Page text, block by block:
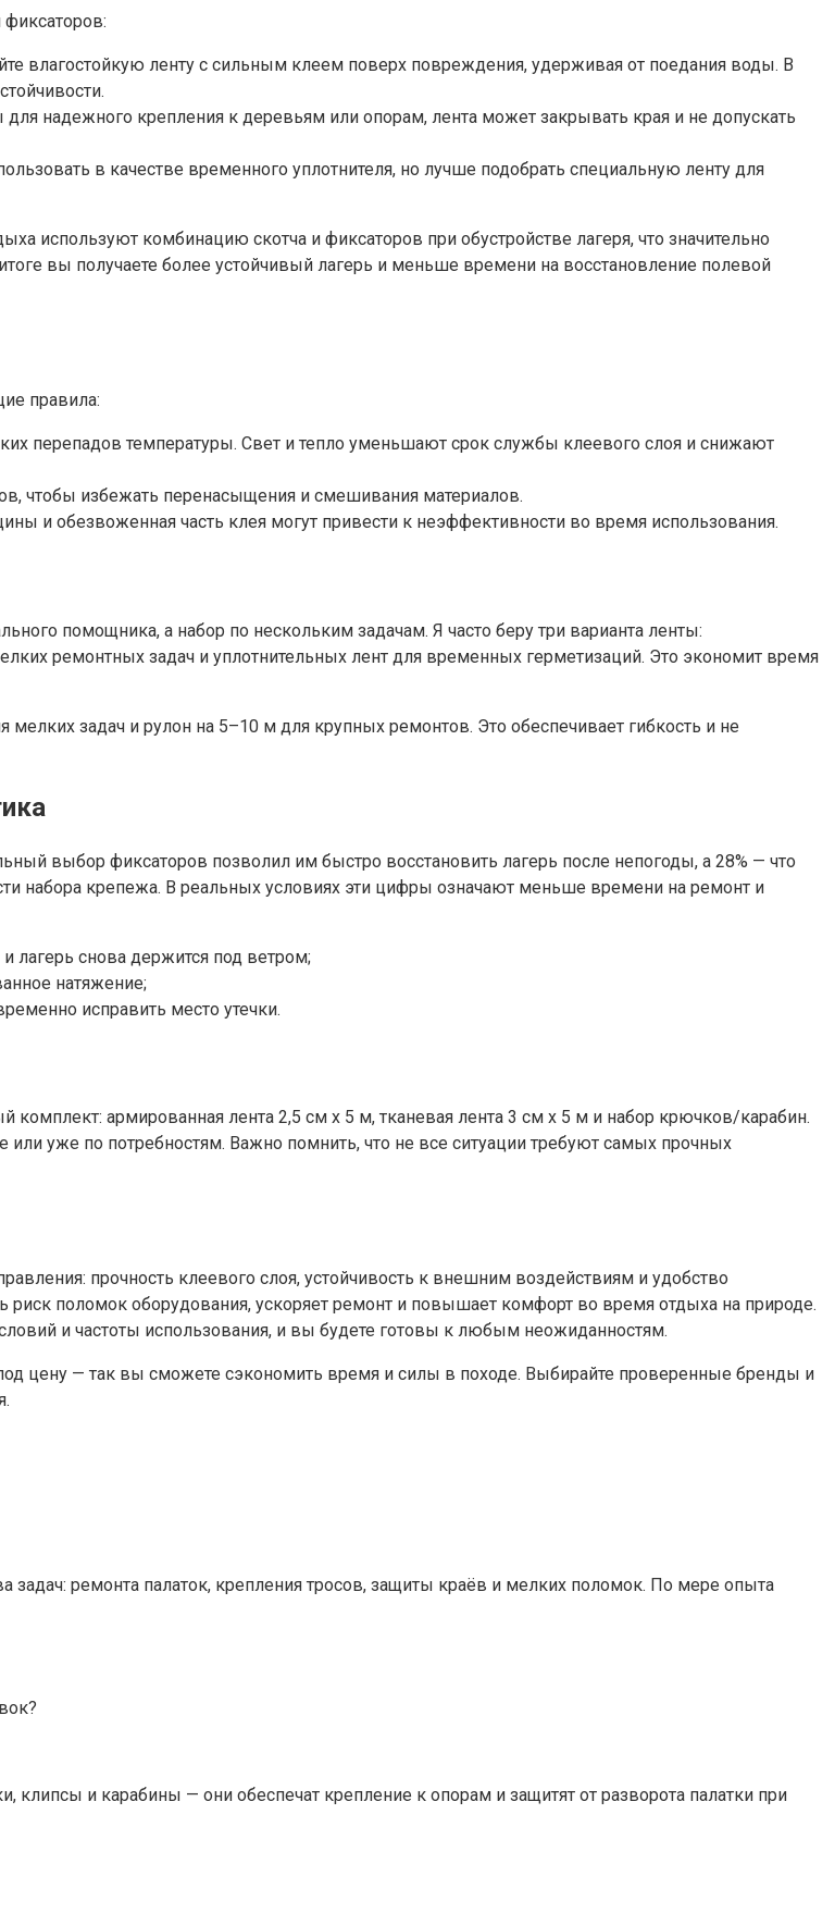
влагостойкую ленту с сильным клеем поверх повреждения, удерживая от поедания воды. В
надежного крепления к деревьям или опорам, лента может закрывать края и не допускать
в качестве временного уплотнителя, но лучше подобрать специальную ленту для
используют комбинацию скотча и фиксаторов при обустройстве лагеря, что значительно
вы получаете более устойчивый лагерь и меньше времени на восстановление полевой
правила:
перепадов температуры. Свет и тепло уменьшают срок службы клеевого слоя и снижают
чтобы избежать перенасыщения и смешивания материалов.
и обезвоженная часть клея могут привести к неэффективности во время использования.
помощника, а набор по нескольким задачам. Я часто беру три варианта ленты:
ремонтных задач и уплотнительных лент для временных герметизаций. Это экономит время
задач и рулон на 5–10 м для крупных ремонтов. Это обеспечивает гибкость и не
выбор фиксаторов позволил им быстро восстановить лагерь после непогоды, а 28% — что
набора крепежа. В реальных условиях эти цифры означают меньше времени на ремонт и
лагерь снова держится под ветром;
натяжение;
исправить место утечки.
комплект: армированная лента 2,5 см x 5 м, тканевая лента 3 см x 5 м и набор крючков/карабин.
уже по потребностям. Важно помнить, что не все ситуации требуют самых прочных
прочность клеевого слоя, устойчивость к внешним воздействиям и удобство
риск поломок оборудования, ускоряет ремонт и повышает комфорт во время отдыха на природе.
и частоты использования, и вы будете готовы к любым неожиданностям.
цену — так вы сможете сэкономить время и силы в походе. Выбирайте проверенные бренды и
ремонта палаток, крепления тросов, защиты краёв и мелких поломок. По мере опыта
и карабины — они обеспечат крепление к опорам и защитят от разворота палатки при